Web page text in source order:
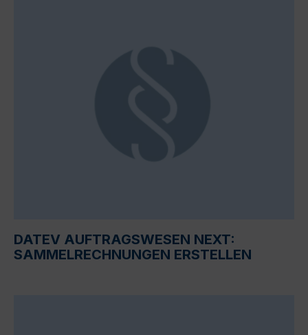
DATEV AUFTRAGSWESEN NEXT:
SAMMELRECHNUNGEN ERSTELLEN